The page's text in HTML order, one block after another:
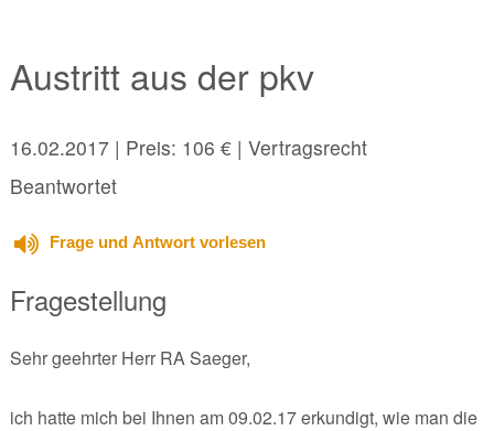
Austritt aus der pkv
16.02.2017| Preis: 106 € | Vertragsrecht
Beantwortet
Frage und Antwort vorlesen
Fragestellung
Sehr geehrter Herr RA Saeger,
ich hatte mich bei Ihnen am 09.02.17 erkundigt, wie man die